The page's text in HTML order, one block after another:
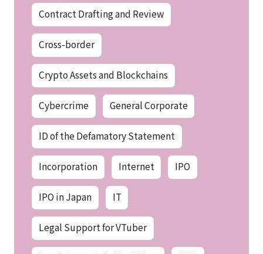
Contract Drafting and Review
Cross-border
Crypto Assets and Blockchains
Cybercrime General Corporate
ID of the Defamatory Statement
Incorporation Internet IPO
IPO in Japan IT
Legal Support for VTuber